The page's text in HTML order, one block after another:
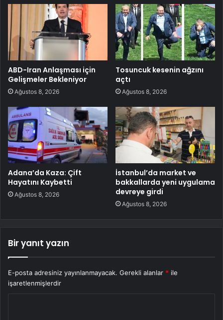
ABD-Iran Anlaşması için
Gelişmeler Bekleniyor
Ağustos 8, 2026
Tosuncuk kesenin ağzını
açtı
Ağustos 8, 2026
Adana’da Kaza: Çift
Hayatını Kaybetti
Ağustos 8, 2026
İstanbul’da market ve
bakkallarda yeni uygulama
devreye girdi
Ağustos 8, 2026
Bir yanıt yazın
E-posta adresiniz yayınlanmayacak. Gerekli alanlar * ile
işaretlenmişlerdir